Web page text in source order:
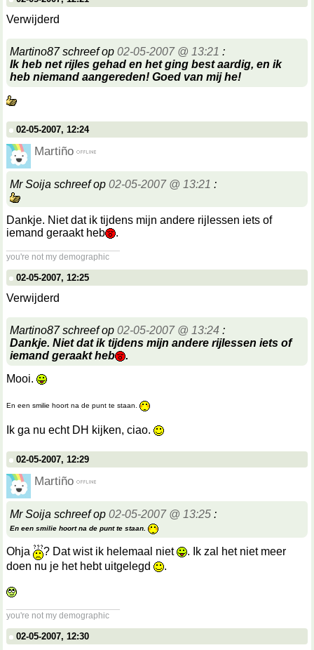
Verwijderd
Martino87 schreef op 02-05-2007 @ 13:21 :
Ik heb net rijles gehad en het ging best aardig, en ik
heb niemand aangereden! Goed van mij he!
02-05-2007, 12:24
Martiño
Mr Soija schreef op 02-05-2007 @ 13:21 :
Dankje. Niet dat ik tijdens mijn andere rijlessen iets of
iemand geraakt heb
.
you're not my demographic
02-05-2007, 12:25
Verwijderd
Martino87 schreef op 02-05-2007 @ 13:24 :
Dankje. Niet dat ik tijdens mijn andere rijlessen iets of
iemand geraakt heb
.
Mooi.
En een smilie hoort na de punt te staan.
Ik ga nu echt DH kijken, ciao.
02-05-2007, 12:29
Martiño
Mr Soija schreef op 02-05-2007 @ 13:25 :
En een smilie hoort na de punt te staan.
Ohja ? Dat wist ik helemaal niet
. Ik zal het niet meer
doen nu je het hebt uitgelegd
.
you're not my demographic
02-05-2007, 12:30